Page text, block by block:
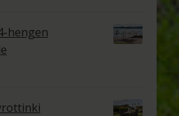
525,00 €
hengen
365,00 €